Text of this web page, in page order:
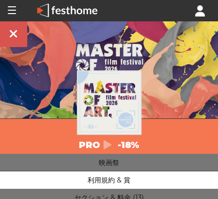
PRO -18%
映画祭
利用規約 & 賞